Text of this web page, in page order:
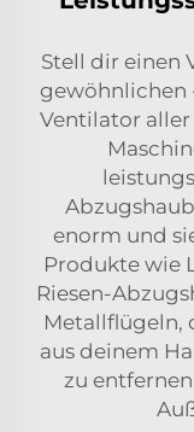
Stell dir einen
gewöhnlichen
Ventilator
enorm und
Produkte wie
Riesen-
Metallflügeln,
aus deinem
zu